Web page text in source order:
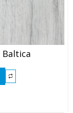
Baltica